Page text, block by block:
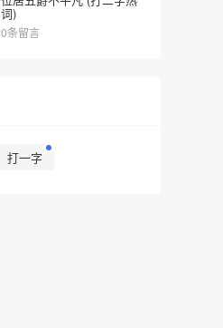
词)
0条留言
打一字